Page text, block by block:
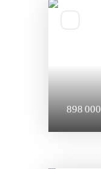
898 000